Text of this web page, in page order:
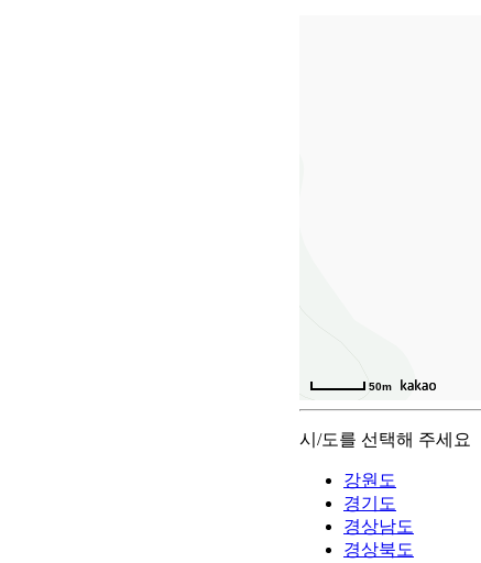
50m
시/도를 선택해 주세요
강원도
경기도
경상남도
경상북도